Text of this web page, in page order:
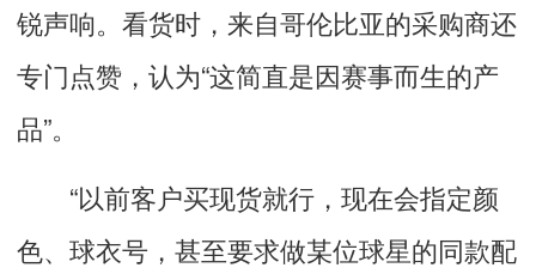
锐声响。看货时，来自哥伦比亚的采购商还
专门点赞，认为“这简直是因赛事而生的产
品”。
“以前客户买现货就行，现在会指定颜
色、球衣号，甚至要求做某位球星的同款配